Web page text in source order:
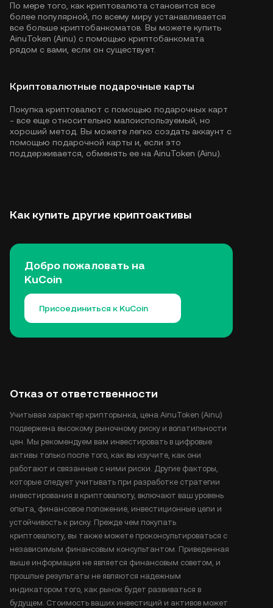
По мере того, как криптовалюта становится все
более популярной, по всему миру устанавливается
все больше криптобанкоматов. Вы можете купить
AinuToken (Ainu) с помощью криптобанкомата
рядом с вами, если он существует.
Криптовалютные подарочные карты
Покупка криптовалют с помощью подарочных карт
- все еще относительно малоиспользуемый, но
хороший метод. Вы можете легко создать аккаунт с
помощью подарочной карты и, если это
поддерживается, обменять ее на AinuToken (Ainu).
Как купить другие криптоактивы
Добро пожаловать на
KuCoin
Присоединиться к KuCoin
Отказ от ответственности
Учитывая характер крипторынка, цена AinuToken (Ainu)
подвержена высокому рыночному риску и волатильности
цен. Мы рекомендуем вам инвестировать в цифровые
активы только после того, как вы изучите, как они
работают и связанные с ними риски. Другие факторы,
которые следует учитывать при разработке стратегии
инвестирования в криптовалюту, включают ваш уровень
опыта, финансовое положение, инвестиционные цели и
устойчивость к риску. Прежде чем покупать
криптовалюту, вы также можете проконсультироваться с
независимым финансовым консультантом. Приведенная
выше информация не является финансовым советом, и
прошлые результаты не являются надежным
индикатором того, как рынок будет развиваться в
будущем. Стоимость ваших инвестиций и активов может